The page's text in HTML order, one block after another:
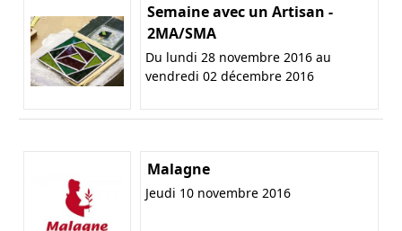
Semaine avec un Artisan -
2MA/SMA
Du lundi 28 novembre 2016 au
vendredi 02 décembre 2016
Malagne
Jeudi 10 novembre 2016